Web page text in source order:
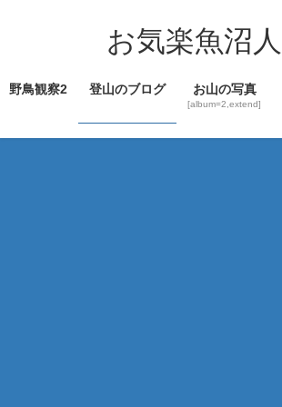
ツ
ス
シ
ン
お気楽魚沼人
野鳥観察2 登山のブログ お山の写真
[album=2,extend]